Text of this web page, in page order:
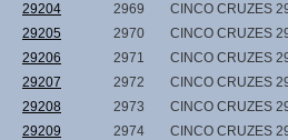
29204
2969
CINCO CRUZES
29205
2970
CINCO CRUZES
29206
2971
CINCO CRUZES
29207
2972
CINCO CRUZES
29208
2973
CINCO CRUZES
29209
2974
CINCO CRUZES